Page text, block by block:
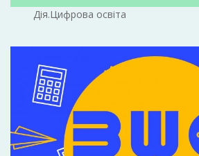
Дія.Цифрова освіта